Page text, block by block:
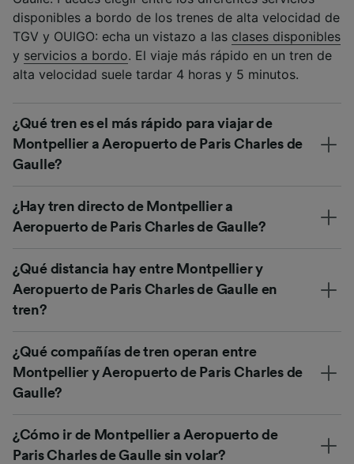
disponibles a bordo de los trenes de alta velocidad de
TGV y OUIGO: echa un vistazo a las clases disponibles
y servicios a bordo. El viaje más rápido en un tren de
alta velocidad suele tardar 4 horas y 5 minutos.
¿Qué tren es el más rápido para viajar de
Montpellier a Aeropuerto de Paris Charles de
Gaulle?
¿Hay tren directo de Montpellier a
Aeropuerto de Paris Charles de Gaulle?
¿Qué distancia hay entre Montpellier y
Aeropuerto de Paris Charles de Gaulle en
tren?
¿Qué compañías de tren operan entre
Montpellier y Aeropuerto de Paris Charles de
Gaulle?
¿Cómo ir de Montpellier a Aeropuerto de
Paris Charles de Gaulle sin volar?